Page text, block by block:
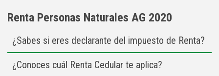
Renta Personas Naturales AG 2020
¿Sabes si eres declarante del impuesto de Renta?
¿Conoces cuál Renta Cedular te aplica?